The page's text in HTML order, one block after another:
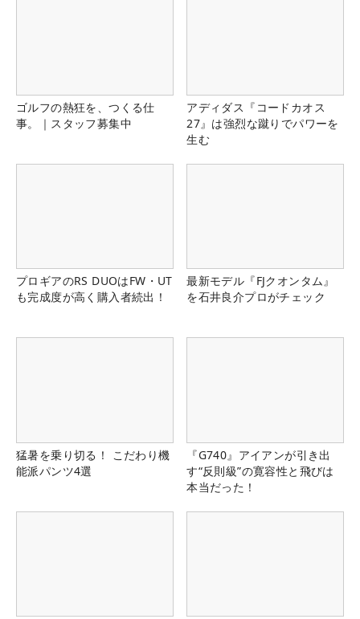
ゴルフの熱狂を、つくる仕
事。｜スタッフ募集中
アディダス『コードカオス
27』は強烈な蹴りでパワーを
生む
プロギアのRS DUOはFW・UT
も完成度が高く購入者続出！
最新モデル『FJクオンタム』
を石井良介プロがチェック
猛暑を乗り切る！ こだわり機
能派パンツ4選
『G740』アイアンが引き出
す“反則級”の寛容性と飛びは
本当だった！